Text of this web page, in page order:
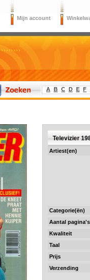
Mijn account
A B C D E F
Televizier
Artiest(en)
Categorie(ën)
Aantal pagina's
Kwaliteit
Taal
Prijs
Verzending